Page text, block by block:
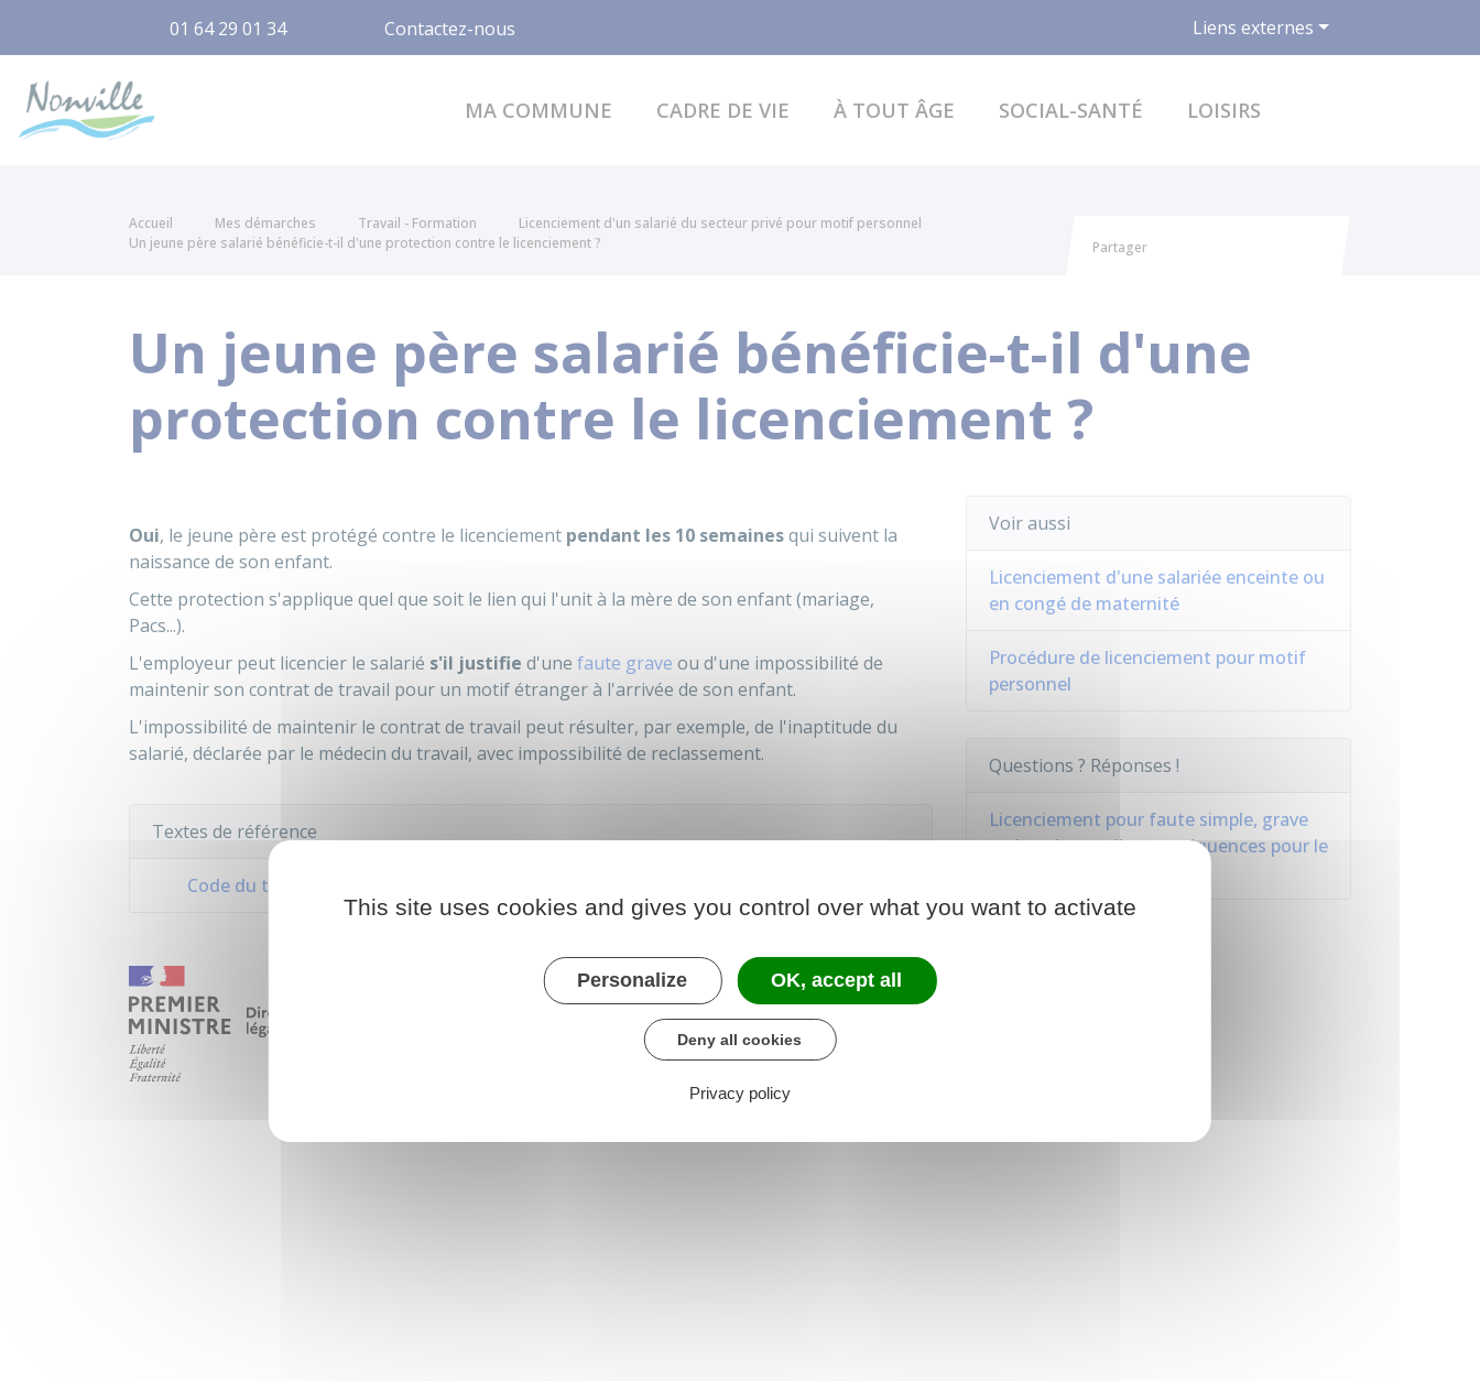
01 64 29 01 34 Contactez-nous Liens externes
MA COMMUNE CADRE DE VIE À TOUT ÂGE SOCIAL-SANTÉ LOISIRS
Accueil Mes démarches Travail - Formation
Licenciement d'un salarié du secteur privé pour motif personnel
Un jeune père salarié bénéficie-t-il d'une protection contre le licenciement ?
Partager
Un jeune père salarié bénéficie-t-il d'une
protection contre le licenciement ?
Oui, le jeune père est protégé contre le licenciement pendant les 10 semainesqui suivent la
naissance de son enfant.
Cette protection s'applique quel que soit le lien qui l'unit à la mère de son enfant (mariage,
Pacs...).
L'employeur peut licencier le salarié s'il justifie d'une faute grave ou d'une impossibilité de
maintenir son contrat de travail pour un motif étranger à l'arrivée de son enfant.
L'impossibilité de maintenir le contrat de travail peut résulter, par exemple, de l'inaptitude du
salarié, déclarée par le médecin du travail, avec impossibilité de reclassement.
Textes de référence
Code du travail : article L1225-4-1
Voir aussi
Licenciement d'une salariée enceinte ou
en congé de maternité
Procédure de licenciement pour motif
personnel
Questions ? Réponses !
Licenciement pour faute simple, grave
ou lourde : quelles conséquences pour le
This site uses cookies and gives you control over what you want to activate
Personalize OK, accept all
Deny all cookies
Privacy policy